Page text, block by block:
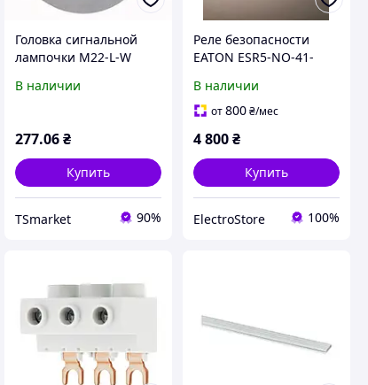
Головка сигнальной
лампочки M22-L-W
В наличии
277.06 ₴
Купить
TSmarket 90%
Реле безопасности
EATON ESR5-NO-41-
В наличии
от800₴/мес
4 800₴
Купить
ElectroStore 100%